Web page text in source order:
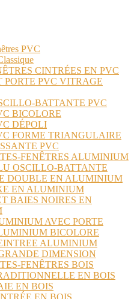
PVC
CINTRÉES EN PVC
PORTE PVC VITRAGE
BATTANTE PVC
BICOLORE
DÉPOLI
FORME TRIANGULAIRE
PVC
FENÊTRES ALUMINIUM
OSCILLO-BATTANTE
DOUBLE EN ALUMINIUM
EN ALUMINIUM
BAIES NOIRES EN
AVEC PORTE
BICOLORE
ALUMINIUM
DIMENSION
FENÊTRES BOIS
EN BOIS
EN BOIS